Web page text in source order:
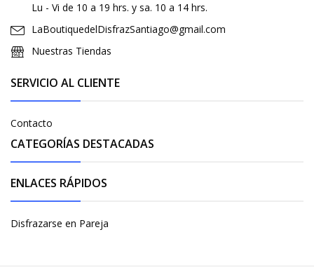
Lu - Vi de 10 a 19 hrs. y sa. 10 a 14 hrs.
LaBoutiquedelDisfrazSantiago@gmail.com
Nuestras Tiendas
SERVICIO AL CLIENTE
Contacto
CATEGORÍAS DESTACADAS
ENLACES RÁPIDOS
Disfrazarse en Pareja